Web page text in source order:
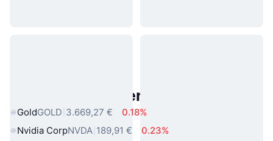
Beliebte reale Vermögenswerte
GoldGOLD 3.669,27 €
0.18%
Nvidia CorpNVDA 189,91 € 0.23%